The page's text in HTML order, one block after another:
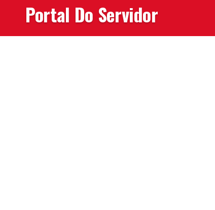
Portal Do Servidor